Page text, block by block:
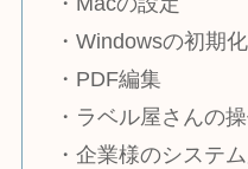
・Windowsの初期
・PDF編集
・ラベル屋さんの
・企業様のシステ